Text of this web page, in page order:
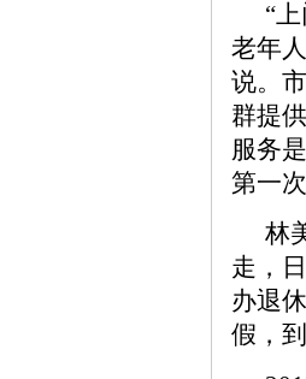
“
老年
说。
群提
服务
第一
林
走，
办退
假，